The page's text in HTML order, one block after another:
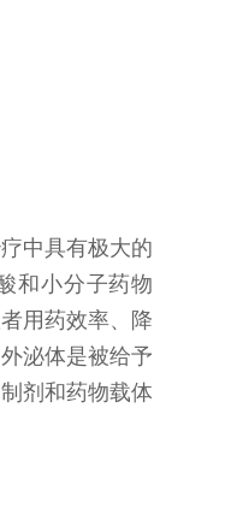
中具有极大的
和小分子药物
用药效率、降
泌体是被给予
剂和药物载体